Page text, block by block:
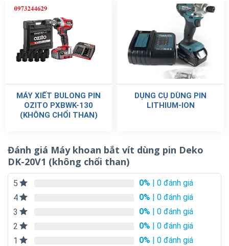
MÁY XIẾT BULONG PIN
OZITO PXBWK-130
(KHÔNG CHỔI THAN)
DỤNG CỤ DÙNG PIN
LITHIUM-ION
Đánh giá Máy khoan bắt vít dùng pin Deko
DK-20V1 (không chổi than)
5 0% | 0 đánh giá
4
0% | 0 đánh giá
3
0% | 0 đánh giá
2
0% | 0 đánh giá
1
0% | 0 đánh giá